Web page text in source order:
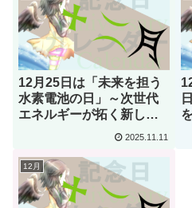
12月25日は「未来を担う
水素電池の日」～次世代
エネルギーが拓く新しい
社会～【何気ない今日は
2025.11.11
12月